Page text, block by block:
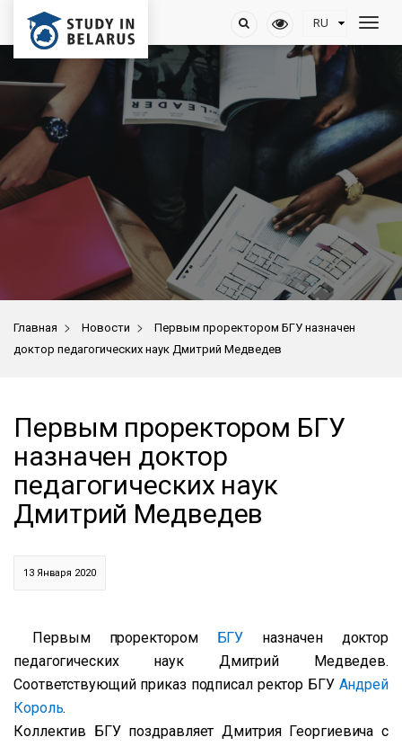
Главная > Новости >
Первым проректором БГУ назначен
доктор педагогических наук Дмитрий Медведев
Первым проректором БГУ
назначен доктор
педагогических наук
Дмитрий Медведев
13 Января 2020
Первым проректором БГУ назначен доктор
педагогических наук Дмитрий Медведев.
Соответствующий приказ подписал ректор БГУ Андрей
Король.
Коллектив БГУ поздравляет Дмитрия Георгиевича с